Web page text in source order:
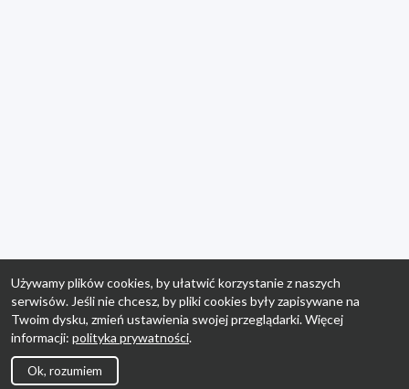
Używamy plików cookies, by ułatwić korzystanie z naszych
serwisów. Jeśli nie chcesz, by pliki cookies były zapisywane na
Twoim dysku, zmień ustawienia swojej przeglądarki. Więcej
informacji: polityka prywatności.
Ok, rozumiem